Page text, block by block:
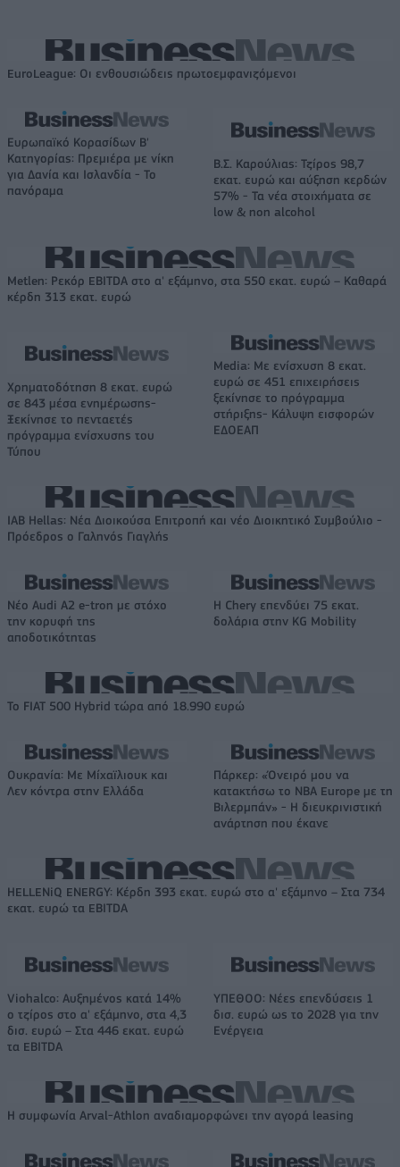
EuroLeague: Οι ενθουσιώδεις πρωτοεμφανιζόμενοι
Ευρωπαϊκό Κορασίδων Β'
Κατηγορίας: Πρεμιέρα με νίκη
για Δανία και Ισλανδία - Το
πανόραμα
Β.Σ. Καρούλιας: Τζίρος 98,7
εκατ. ευρώ και αύξηση κερδών
57% - Τα νέα στοιχήματα σε
low & non alcohol
Metlen: Ρεκόρ EBITDA στο α' εξάμηνο, στα 550 εκατ. ευρώ – Καθαρά
κέρδη 313 εκατ. ευρώ
Χρηματοδότηση 8 εκατ. ευρώ
σε 843 μέσα ενημέρωσης-
Ξεκίνησε το πενταετές
πρόγραμμα ενίσχυσης του
Τύπου
Media: Με ενίσχυση 8 εκατ.
ευρώ σε 451 επιχειρήσεις
ξεκίνησε το πρόγραμμα
στήριξης- Κάλυψη εισφορών
ΕΔΟΕΑΠ
IAB Hellas: Νέα Διοικούσα Επιτροπή και νέο Διοικητικό Συμβούλιο -
Πρόεδρος ο Γαληνός Γιαγλής
Νέο Audi A2 e-tron με στόχο
την κορυφή της
αποδοτικότητας
Η Chery επενδύει 75 εκατ.
δολάρια στην KG Mobility
Το FIAT 500 Hybrid τώρα από 18.990 ευρώ
Ουκρανία: Με Μίχαϊλιουκ και
Λεν κόντρα στην Ελλάδα
Πάρκερ: «Όνειρό μου να
κατακτήσω το ΝΒΑ Europe με τη
Βιλερμπάν» - Η διευκρινιστική
ανάρτηση που έκανε
HELLENiQ ENERGY: Κέρδη 393 εκατ. ευρώ στο α' εξάμηνο – Στα 734
εκατ. ευρώ τα EBITDA
Viohalco: Αυξημένος κατά 14%
ο τζίρος στο α' εξάμηνο, στα 4,3
δισ. ευρώ – Στα 446 εκατ. ευρώ
τα EBITDA
ΥΠΕΘΟΟ: Νέες επενδύσεις 1
δισ. ευρώ ως το 2028 για την
Ενέργεια
Η συμφωνία Arval-Athlon αναδιαμορφώνει την αγορά leasing